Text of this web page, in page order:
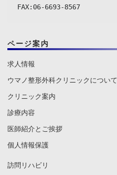
FAX:06-6693-8567
ページ案内
求人情報
ウマノ整形外科クリニックについて
クリニック案内
診療内容
医師紹介とご挨拶
個人情報保護
訪問リハビリ